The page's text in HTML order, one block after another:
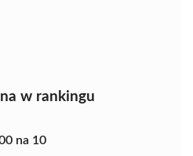
w rankingu
na 10